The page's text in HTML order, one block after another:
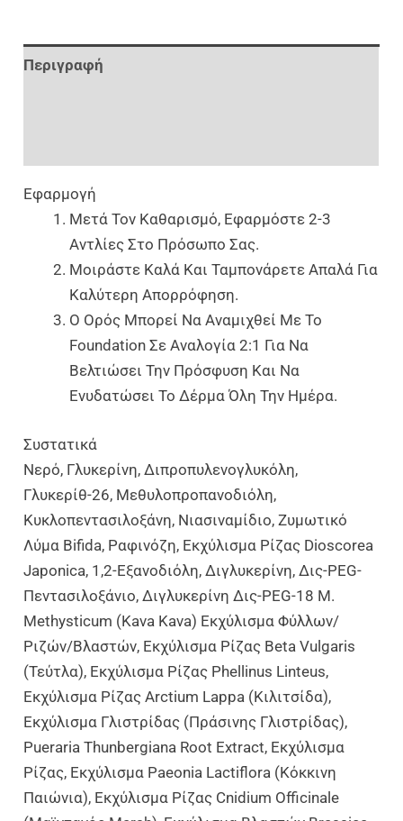
Περιγραφή
Εφαρμογή
Μετά Τον Καθαρισμό, Εφαρμόστε 2-3
Αντλίες Στο Πρόσωπο Σας.
Μοιράστε Καλά Και Ταμπονάρετε Απαλά Για
Καλύτερη Απορρόφηση.
Ο Ορός Μπορεί Να Αναμιχθεί Με Το
Foundation Σε Αναλογία 2:1 Για Να
Βελτιώσει Την Πρόσφυση Και Να
Ενυδατώσει Το Δέρμα Όλη Την Ημέρα.
Συστατικά
Νερό, Γλυκερίνη, Διπροπυλενογλυκόλη,
Γλυκερίθ-26, Μεθυλοπροπανοδιόλη,
Κυκλοπεντασιλοξάνη, Νιασιναμίδιο, Ζυμωτικό
Λύμα Bifida, Ραφινόζη, Εκχύλισμα Ρίζας Dioscorea
Japonica, 1,2-Εξανοδιόλη, Διγλυκερίνη, Δις-PEG-
Πεντασιλοξάνιο, Διγλυκερίνη Δις-PEG-18 M.
Methysticum (Kava Kava) Εκχύλισμα Φύλλων/
Ριζών/βλαστών, Εκχύλισμα Ρίζας Beta Vulgaris
(τεύτλα), Εκχύλισμα Ρίζας Phellinus Linteus,
Εκχύλισμα Ρίζας Arctium Lappa (Κιλιτσίδα),
Εκχύλισμα Γλιστρίδας (πράσινης Γλιστρίδας),
Pueraria Thunbergiana Root Extract, Εκχύλισμα
Ρίζας, Εκχύλισμα Paeonia Lactiflora (Κόκκινη
Παιώνια), Εκχύλισμα Ρίζας Cnidium Officinale